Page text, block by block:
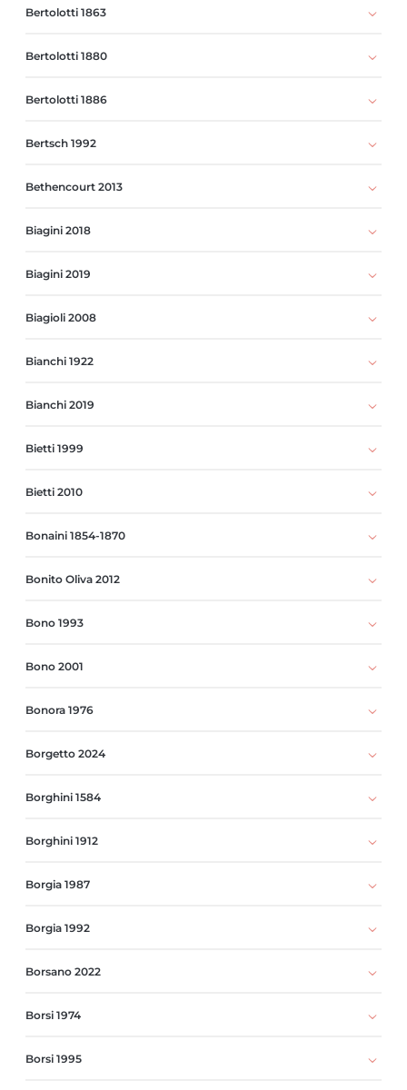
Bertolotti 1863
Bertolotti 1880
Bertolotti 1886
Bertsch 1992
Bethencourt 2013
Biagini 2018
Biagini 2019
Biagioli 2008
Bianchi 1922
Bianchi 2019
Bietti 1999
Bietti 2010
Bonaini 1854-1870
Bonito Oliva 2012
Bono 1993
Bono 2001
Bonora 1976
Borgetto 2024
Borghini 1584
Borghini 1912
Borgia 1987
Borgia 1992
Borsano 2022
Borsi 1974
Borsi 1995